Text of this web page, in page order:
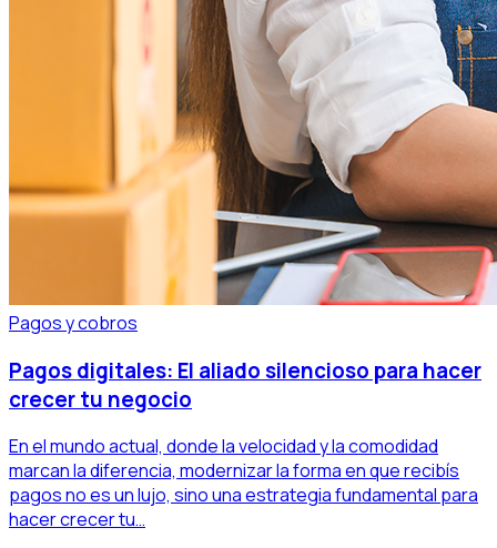
Pagos y cobros
Pagos digitales: El aliado silencioso para hacer
crecer tu negocio
En el mundo actual, donde la velocidad y la comodidad
marcan la diferencia, modernizar la forma en que recibís
pagos no es un lujo, sino una estrategia fundamental para
hacer crecer tu…